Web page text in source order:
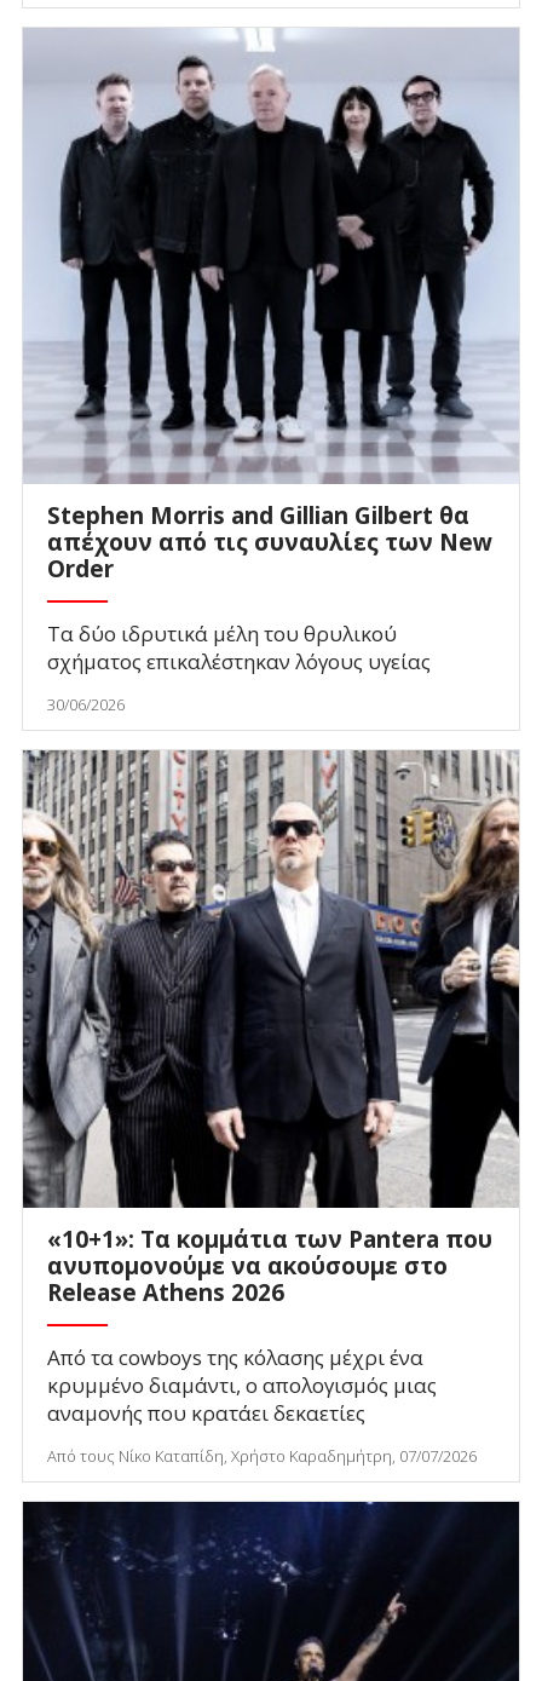
Stephen Morris and Gillian Gilbert θα
απέχουν από τις συναυλίες των New
Order
Τα δύο ιδρυτικά μέλη του θρυλικού
σχήματος επικαλέστηκαν λόγους υγείας
30/06/2026
«10+1»: Τα κομμάτια των Pantera που
ανυπομονούμε να ακούσουμε στο
Release Athens 2026
Από τα cowboys της κόλασης μέχρι ένα
κρυμμένο διαμάντι, ο απολογισμός μιας
αναμονής που κρατάει δεκαετίες
Από τους Νίκο Καταπίδη, Χρήστο Καραδημήτρη, 07/07/2026